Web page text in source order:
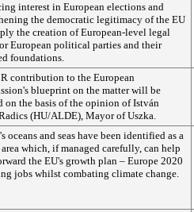
interest in European elections and
the democratic legitimacy of the EU
the creation of European-level legal
European political parties and their
foundations.
contribution to the European
blueprint on the matter will be
on the basis of the opinion of István
(HU/ALDE), Mayor of Uszka.
oceans and seas have been identified as a
which, if managed carefully, can help
the EU's growth plan – Europe 2020
jobs whilst combating climate change.